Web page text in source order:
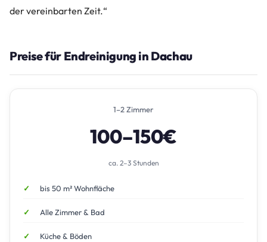
der vereinbarten Zeit.“
Preise für Endreinigung in Dachau
1–2 Zimmer
100–150€
ca. 2–3 Stunden
bis 50 m² Wohnfläche
Alle Zimmer & Bad
Küche & Böden